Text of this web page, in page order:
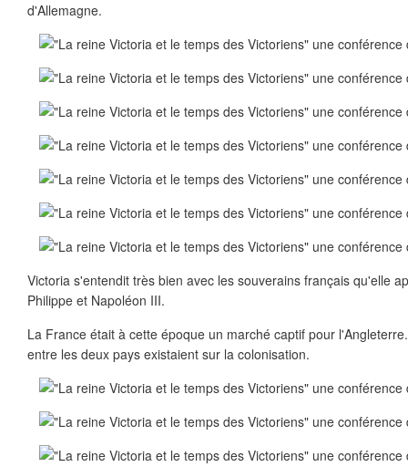
d'Allemagne.
Victoria s'entendit très bien avec les souverains français qu'elle
Philippe et Napoléon III.
La France était à cette époque un marché captif pour
entre les deux pays existaient sur la colonisation.